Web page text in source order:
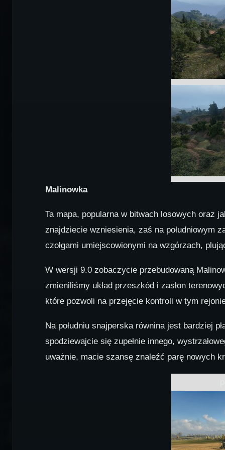
Malinowka
Ta mapa, popularna w bitwach losowych oraz
znajdziecie wzniesienia, zaś na południowym
czołgami umiejscowionymi na wzgórzach,
W wersji 9.0 zobaczycie przebudowaną
zmieniliśmy układ przeszkód i zasłon
które pozwoli na przejęcie kontroli w tym
Na południu snajperska równina jest bardziej
spodziewajcie się zupełnie innego,
uważnie, macie szansę znaleźć parę nowych